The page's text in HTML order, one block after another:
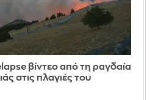
βίντεο από τη ραγδαία
στις πλαγιές του